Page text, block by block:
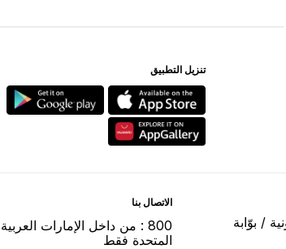
ﺗﻨﺰﻳﻞ اﻟﺘﻄﺒﻴﻖ
/ ﺑﻮّاﺑﺔ
اﻻﺗﺼﺎﻝ ﺑﻨﺎ
800 : ﻣﻦ ﺩاﺧﻞ اﻹﻣﺎﺭاﺕ اﻟﻌﺮﺑﻴﺔ
اﻟﻤﺘﺤﺪﺓ ﻓﻘﻂ